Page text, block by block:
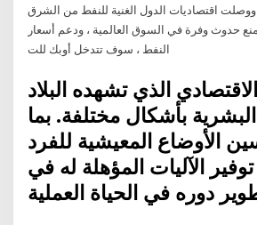
ووصلت اقتصاديات الدول الغنية للنفط من الشرق
حدوث وفرة في السوق العالمية ، ودعم أسعار
النفط ، سوف تتدخل أوبك للت
الذي تشهده البلاد
بأشكال مختلفة. بما
الأوضاع المعيشية للفرد
الآليات المؤهلة له في